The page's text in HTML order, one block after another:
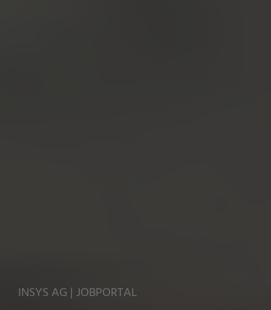
INSYS AG | JOBPORTAL